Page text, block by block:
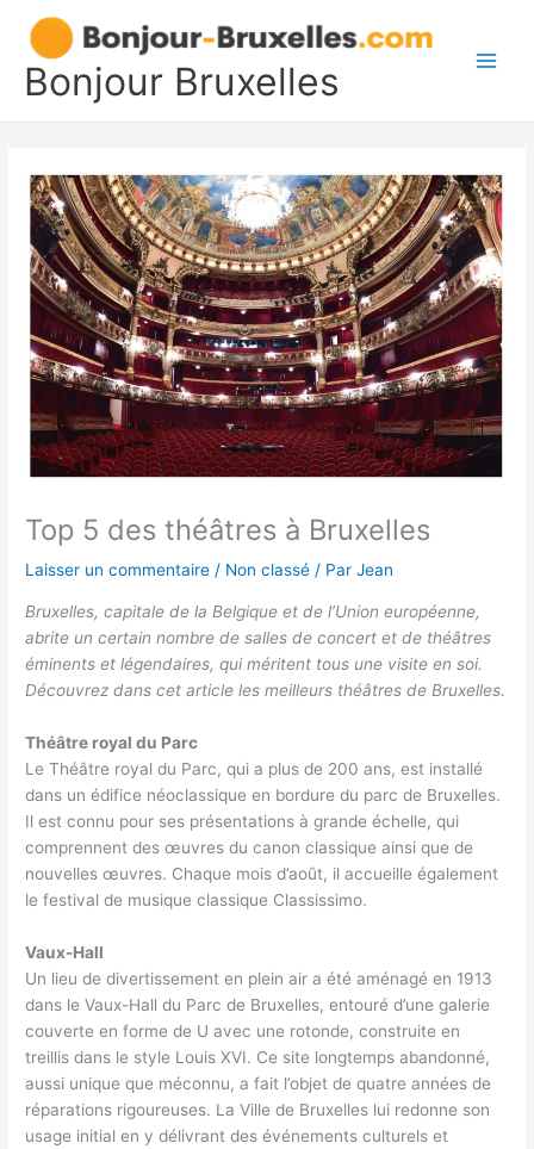
contenu
Bonjour Bruxelles
Top 5 des théâtres à Bruxelles
Laisser un commentaire / Non classé / ParJean
Bruxelles, capitale de la Belgique et de l’Union européenne,
abrite un certain nombre de salles de concert et de théâtres
éminents et légendaires, qui méritent tous une visite en soi.
Découvrez dans cet article les meilleurs théâtres de Bruxelles.
Théâtre royal du Parc
Le Théâtre royal du Parc, qui a plus de 200 ans, est installé
dans un édifice néoclassique en bordure du parc de Bruxelles.
Il est connu pour ses présentations à grande échelle, qui
comprennent des œuvres du canon classique ainsi que de
nouvelles œuvres. Chaque mois d’août, il accueille également
le festival de musique classique Classissimo.
Vaux-Hall
Un lieu de divertissement en plein air a été aménagé en 1913
dans le Vaux-Hall du Parc de Bruxelles, entouré d’une galerie
couverte en forme de U avec une rotonde, construite en
treillis dans le style Louis XVI. Ce site longtemps abandonné,
aussi unique que méconnu, a fait l’objet de quatre années de
réparations rigoureuses. La Ville de Bruxelles lui redonne son
usage initial en y délivrant des événements culturels et